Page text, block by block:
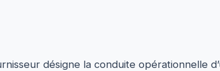
désigne la conduite opérationnelle